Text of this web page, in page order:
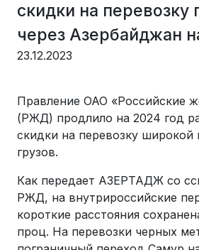
скидки на перевозку
через Азербайджан
23.12.2023
Правление ОАО «Российские
(РЖД) продлило на 2024 год
скидки на перевозку широкой
грузов.
Как передает АЗЕРТАДЖ со
РЖД, на внутрироссийские
короткие расстояния
проц. На перевозки черных